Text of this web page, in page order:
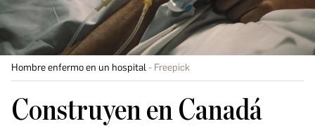
Hombre enfermo en un hospital Freepick
Construyen en Canadá